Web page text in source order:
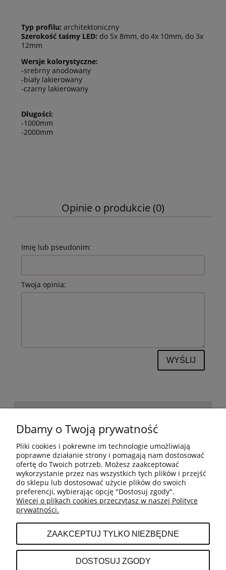
Typ profilu: architektoniczny
Szerokość taśmy LED: do 5x 8mm, do 4x 10mm, do 3x
12mm
Wersje kolorystyczne:
-srebrny anodowany
-biały lakierowany
-czarny lakierowany
Długości:
-1000mm
-2000mm
Opinie o produkcie (0)
Imię lub pseudonim:
Twoja opinia:
WYŚLIJ
BESTSELLERY
MOJE KONTO
INFORMACJE
Dbamy o Twoją prywatność
Pliki cookies i pokrewne im technologie umożliwiają
poprawne działanie strony i pomagają nam dostosować
ofertę do Twoich potrzeb. Możesz zaakceptować
wykorzystanie przez nas wszystkich tych plików i przejść
do sklepu lub dostosować użycie plików do swoich
preferencji, wybierając opcję "Dostosuj zgody".
Więcej o plikach cookies przeczytasz w naszej Polityce
prywatności.
ZAAKCEPTUJ TYLKO NIEZBĘDNE
DOSTOSUJ ZGODY